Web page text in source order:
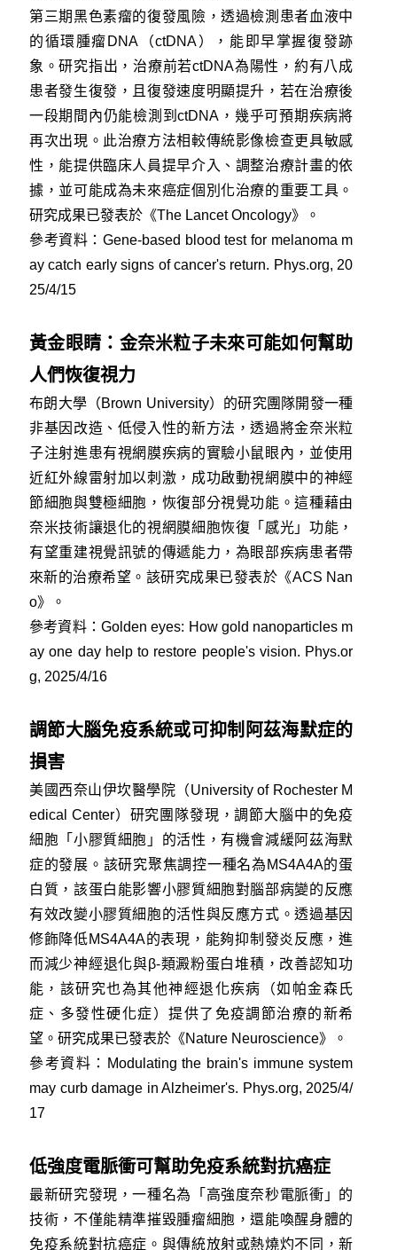
第三期黑色素瘤的復發風險，透過檢測患者血液中
的循環腫瘤DNA（ctDNA），能即早掌握復發跡
象。研究指出，治療前若ctDNA為陽性，約有八成
患者發生復發，且復發速度明顯提升，若在治療後
一段期間內仍能檢測到ctDNA，幾乎可預期疾病將
再次出現。此治療方法相較傳統影像檢查更具敏感
性，能提供臨床人員提早介入、調整治療計畫的依
據，並可能成為未來癌症個別化治療的重要工具。
研究成果已發表於《The Lancet Oncology》。
參考資料：Gene-based blood test for melanoma m
ay catch early signs of cancer's return. Phys.org, 20
25/4/15
黃金眼睛：金奈米粒子未來可能如何幫助
人們恢復視力
布朗大學（Brown University）的研究團隊開發一種
非基因改造、低侵入性的新方法，透過將金奈米粒
子注射進患有視網膜疾病的實驗小鼠眼內，並使用
近紅外線雷射加以刺激，成功啟動視網膜中的神經
節細胞與雙極細胞，恢復部分視覺功能。這種藉由
奈米技術讓退化的視網膜細胞恢復「感光」功能，
有望重建視覺訊號的傳遞能力，為眼部疾病患者帶
來新的治療希望。該研究成果已發表於《ACS Nan
o》。
參考資料：Golden eyes: How gold nanoparticles m
ay one day help to restore people's vision. Phys.or
g, 2025/4/16
調節大腦免疫系統或可抑制阿茲海默症的
損害
美國西奈山伊坎醫學院（University of Rochester M
edical Center）研究團隊發現，調節大腦中的免疫
細胞「小膠質細胞」的活性，有機會減緩阿茲海默
症的發展。該研究聚焦調控一種名為MS4A4A的蛋
白質，該蛋白能影響小膠質細胞對腦部病變的反應
有效改變小膠質細胞的活性與反應方式。透過基因
修飾降低MS4A4A的表現，能夠抑制發炎反應，進
而減少神經退化與β-類澱粉蛋白堆積，改善認知功
能，該研究也為其他神經退化疾病（如帕金森氏
症、多發性硬化症）提供了免疫調節治療的新希
望。研究成果已發表於《Nature Neuroscience》。
參考資料： Modulating the brain's immune system
may curb damage in Alzheimer's. Phys.org, 2025/4/
17
低強度電脈衝可幫助免疫系統對抗癌症
最新研究發現，一種名為「高強度奈秒電脈衝」的
技術，不僅能精準摧毀腫瘤細胞，還能喚醒身體的
免疫系統對抗癌症。與傳統放射或熱燒灼不同，新